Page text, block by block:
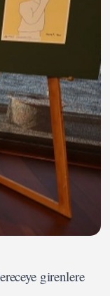
girenlere